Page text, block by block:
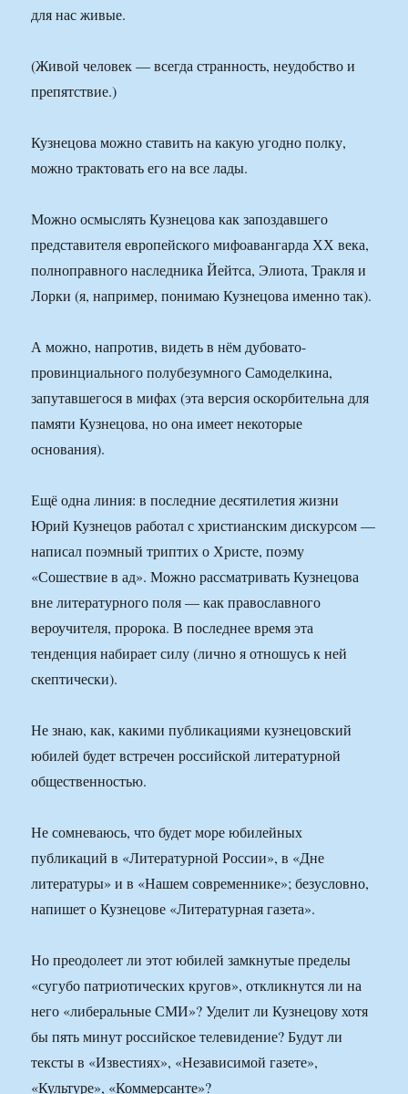
для нас живые.
(Живой человек — всегда странность, неудобство и
препятствие.)
Кузнецова можно ставить на какую угодно полку,
можно трактовать его на все лады.
Можно осмыслять Кузнецова как запоздавшего
представителя европейского мифоавангарда ХХ века,
полноправного наследника Йейтса, Элиота, Тракля и
Лорки (я, например, понимаю Кузнецова именно так).
А можно, напротив, видеть в нём дубовато-
провинциального полубезумного Самоделкина,
запутавшегося в мифах (эта версия оскорбительна для
памяти Кузнецова, но она имеет некоторые
основания).
Ещё одна линия: в последние десятилетия жизни
Юрий Кузнецов работал с христианским дискурсом —
написал поэмный триптих о Христе, поэму
«Сошествие в ад». Можно рассматривать Кузнецова
вне литературного поля — как православного
вероучителя, пророка. В последнее время эта
тенденция набирает силу (лично я отношусь к ней
скептически).
Не знаю, как, какими публикациями кузнецовский
юбилей будет встречен российской литературной
общественностью.
Не сомневаюсь, что будет море юбилейных
публикаций в «Литературной России», в «Дне
литературы» и в «Нашем современнике»; безусловно,
напишет о Кузнецове «Литературная газета».
Но преодолеет ли этот юбилей замкнутые пределы
«сугубо патриотических кругов», откликнутся ли на
него «либеральные СМИ»? Уделит ли Кузнецову хотя
бы пять минут российское телевидение? Будут ли
тексты в «Известиях», «Независимой газете»,
«Культуре», «Коммерсанте»?